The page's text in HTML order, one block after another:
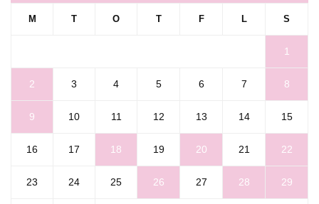
M T O T F L S
1
2 3 4 5 6 7 8
9 10 11 12 13 14 15
16 17 18 19 20 21 22
23 24 25 26 27 28 29